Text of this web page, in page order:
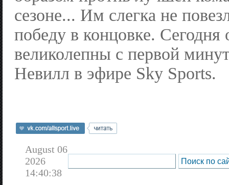
сезоне... Им слегка не
победу в концовке.
великолепны с первой
Невилл в эфире Sky Sports.
August 06
2026
14:40:38